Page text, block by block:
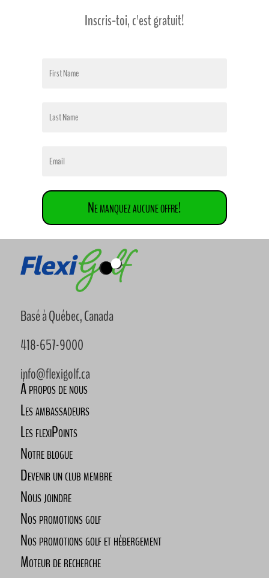
Inscris-toi, c'est gratuit!
Ne manquez aucune offre!
Basé à Québec, Canada
418-657-9000
info@flexigolf.ca
À propos de nous
Les ambassadeurs
Les flexiPoints
Notre blogue
Devenir un club membre
Nous joindre
Nos promotions golf
Nos promotions golf et hébergement
Moteur de recherche